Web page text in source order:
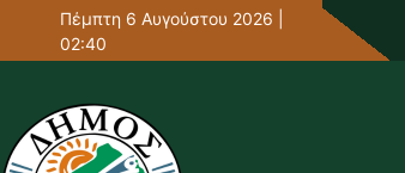
Πέμπτη 6 Αυγούστου 2026 |
02:40